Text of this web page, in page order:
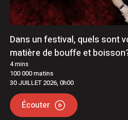
Dans un festival, quels sont
matière de bouffe et
4mins
100 000 matins
30 JUILLET 2026, 0h00
Écouter